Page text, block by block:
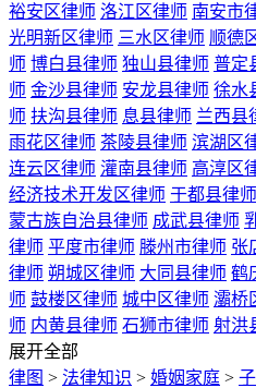
裕安区律师 洛江区律师 南安市
光明新区律师 三水区律师 顺德
师 博白县律师 独山县律师 普定
师 金沙县律师 安龙县律师 徐水
师 扶沟县律师 息县律师 兰西县
雨花区律师 茶陵县律师 滨湖区
连云区律师 灌南县律师 高淳区
经济技术开发区律师 于都县律师
蒙古族自治县律师 成武县律师
律师 平度市律师 滕州市律师 张
律师 朔城区律师 大同县律师 鹤
师 鼓楼区律师 城中区律师 灞桥
师 内黄县律师 石狮市律师 射洪
展开全部
律图 > 法律知识 > 婚姻家庭 >